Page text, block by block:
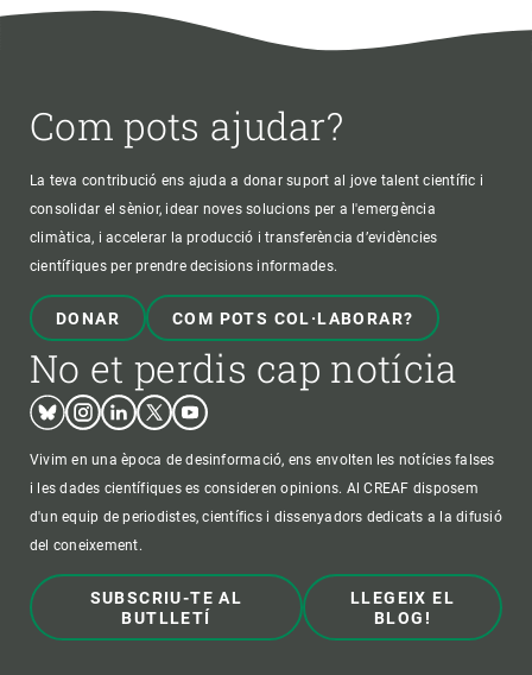
Com pots ajudar?
La teva contribució ens ajuda a donar suport al jove talent científic i
consolidar el sènior, idear noves solucions per a l'emergència
climàtica, i accelerar la producció i transferència d’evidències
científiques per prendre decisions informades.
DONAR COM POTS COL·LABORAR?
No et perdis cap notícia
BlueskyInstagram
LinkedinTwitterYoutube
Vivim en una època de desinformació, ens envolten les notícies falses
i les dades científiques es consideren opinions. Al CREAF disposem
d'un equip de periodistes, científics i dissenyadors dedicats a la difusió
del coneixement.
SUBSCRIU-TE AL
BUTLLETÍ
LLEGEIX EL
BLOG!